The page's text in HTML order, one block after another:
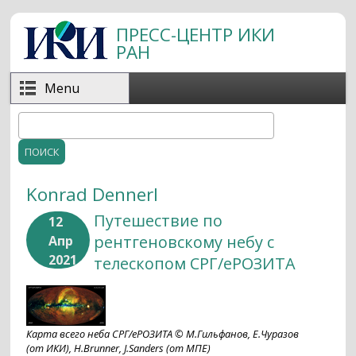
Перейти к основному содержанию
ПРЕСС-ЦЕНТР ИКИ
РАН
Menu
Форма поиска
Konrad Dennerl
12
Апр
2021
Путешествие по
рентгеновскому небу с
телескопом СРГ/еРОЗИТА
Карта всего неба СРГ/еРОЗИТА © М.Гильфанов, Е.Чуразов
(от ИКИ), H.Brunner, J.Sanders (от МПЕ)